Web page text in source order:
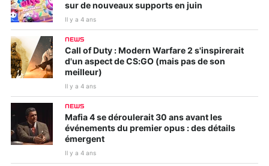
sur de nouveaux supports en juin
Il y a 4 ans
NEWS
Call of Duty : Modern Warfare 2 s'inspirerait
d'un aspect de CS:GO (mais pas de son
meilleur)
Il y a 4 ans
NEWS
Mafia 4 se déroulerait 30 ans avant les
événements du premier opus : des détails
émergent
Il y a 4 ans